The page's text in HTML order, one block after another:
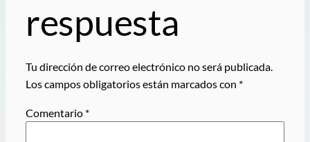
respuesta
Tu dirección de correo electrónico no será publicada.
Los campos obligatorios están marcados con *
Comentario *